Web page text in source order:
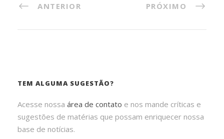
ANTERIOR PRÓXIMO
TEM ALGUMA SUGESTÃO?
Acesse nossa área de contato e nos mande críticas e
sugestões de matérias que possam enriquecer nossa
base de notícias.